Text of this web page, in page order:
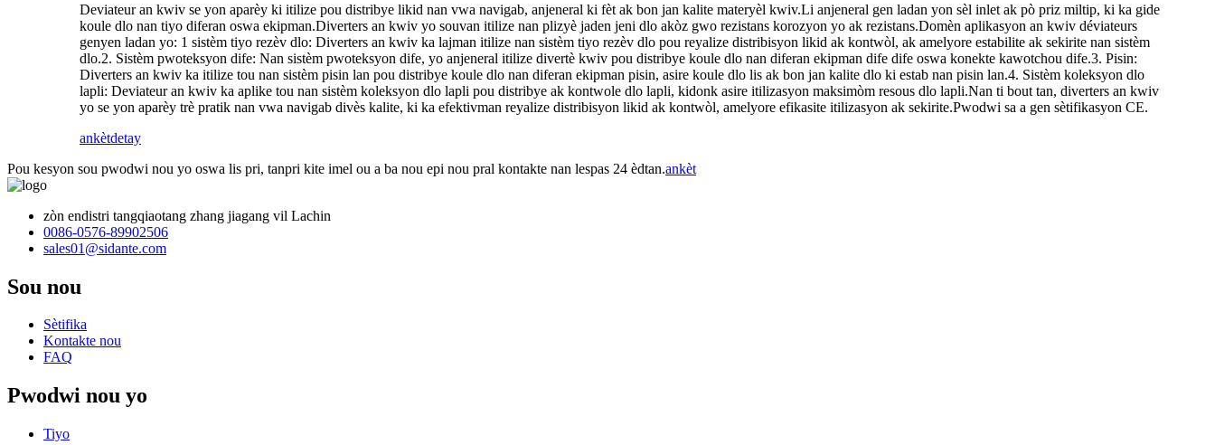
Deviateur an kwiv se yon aparèy ki itilize pou distribye likid nan vwa navigab, anjeneral ki fèt ak bon jan kalite materyèl kwiv.Li anjeneral gen ladan yon sèl inlet ak pò priz miltip, ki ka gide
koule dlo nan tiyo diferan oswa ekipman.Diverters an kwiv yo souvan itilize nan plizyè jaden jeni dlo akòz gwo rezistans korozyon yo ak rezistans.Domèn aplikasyon an kwiv déviateurs
genyen ladan yo: 1 sistèm tiyo rezèv dlo: Diverters an kwiv ka lajman itilize nan sistèm tiyo rezèv dlo pou reyalize distribisyon likid ak kontwòl, ak amelyore estabilite ak sekirite nan sistèm
dlo.2. Sistèm pwoteksyon dife: Nan sistèm pwoteksyon dife, yo anjeneral itilize divertè kwiv pou distribye koule dlo nan diferan ekipman dife dife oswa konekte kawotchou dife.3. Pisin:
Diverters an kwiv ka itilize tou nan sistèm pisin lan pou distribye koule dlo nan diferan ekipman pisin, asire koule dlo lis ak bon jan kalite dlo ki estab nan pisin lan.4. Sistèm koleksyon dlo
lapli: Deviateur an kwiv ka aplike tou nan sistèm koleksyon dlo lapli pou distribye ak kontwole dlo lapli, kidonk asire itilizasyon maksimòm resous dlo lapli.Nan ti bout tan, diverters an kwiv
yo se yon aparèy trè pratik nan vwa navigab divès kalite, ki ka efektivman reyalize distribisyon likid ak kontwòl, amelyore efikasite itilizasyon ak sekirite.Pwodwi sa a gen sètifikasyon CE.
ankètdetay
Pou kesyon sou pwodwi nou yo oswa lis pri, tanpri kite imel ou a ba nou epi nou pral kontakte nan lespas 24 èdtan.ankèt
zòn endistri tangqiaotang zhang jiagang vil Lachin
0086-0576-89902506
sales01@sidante.com
Sou nou
Sètifika
Kontakte nou
FAQ
Pwodwi nou yo
Tiyo